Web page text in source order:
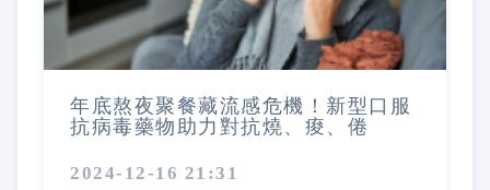
年底熬夜聚餐藏流感危機！新型口服
抗病毒藥物助力對抗燒、痠、倦
2024-12-16 21:31